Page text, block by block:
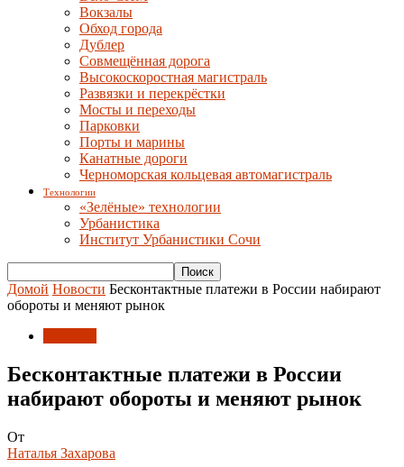
Вокзалы
Обход города
Дублер
Совмещённая дорога
Высокоскоростная магистраль
Развязки и перекрёстки
Мосты и переходы
Парковки
Порты и марины
Канатные дороги
Черноморская кольцевая автомагистраль
Технологии
«Зелёные» технологии
Урбанистика
Институт Урбанистики Сочи
Домой Новости Бесконтактные платежи в России набирают
обороты и меняют рынок
Бесконтактные платежи в России
набирают обороты и меняют рынок
От
Наталья Захарова